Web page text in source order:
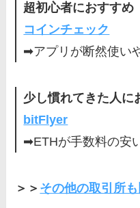
超初心者におすすめ
コインチェック
➡アプリが断然使い
少し慣れてきた人に
bitFlyer
➡ETHが手数料の安
＞＞ その他の取引所